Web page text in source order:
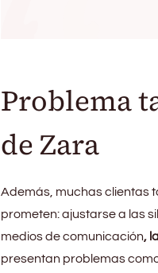
Problema
de Zara
Además, muchas clientas
prometen: ajustarse a las
medios de comunicación,
presentan problemas